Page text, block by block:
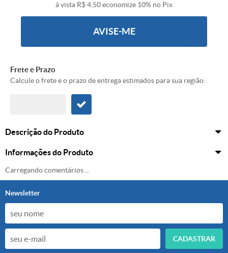
à vista R$ 4,50economize 10% no Pix
AVISE-ME
Frete e Prazo
Calcule o frete e o prazo de entrega estimados para sua região:
Descrição do Produto
Informações do Produto
Carregando comentários ...
Newsletter
CADASTRAR